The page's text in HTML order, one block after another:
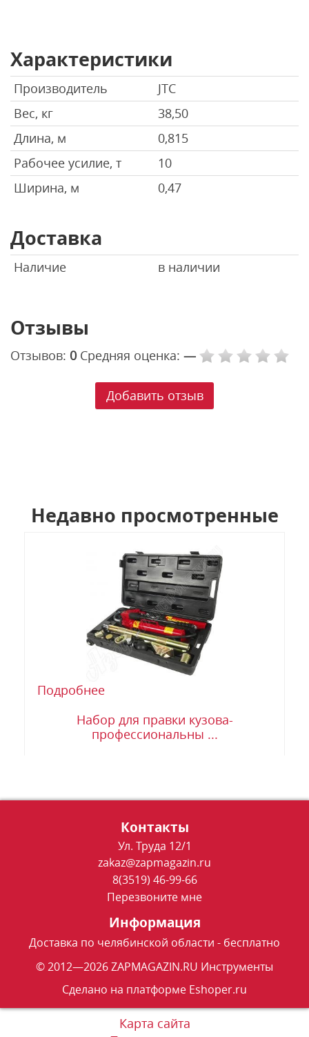
Характеристики
Производитель
JTC
Вес, кг
38,50
Длина, м
0,815
Рабочее усилие, т
10
Ширина, м
0,47
Доставка
Наличие в наличии
Отзывы
Отзывов: 0 Средняя оценка: —
Добавить отзыв
Недавно просмотренные
Подробнее
Набор для правки кузова-
профессиональны ...
Контакты
Ул. Труда 12/1
zakaz@zapmagazin.ru
8(3519) 46-99-66
Перезвоните мне
Информация
Доставка по челябинской области - бесплатно
© 2012—2026 ZAPMAGAZIN.RU Инструменты
Сделано на платформе Eshoper.ru
Карта сайта